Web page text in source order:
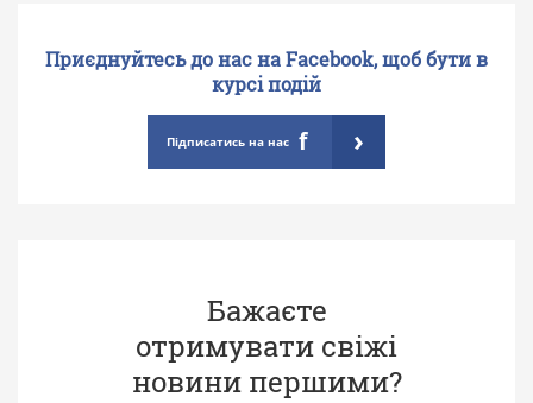
Приєднуйтесь до нас на Facebook, щоб бути в
курсі подій
Підписатись на нас f ›
Бажаєте
отримувати свіжі
новини першими?